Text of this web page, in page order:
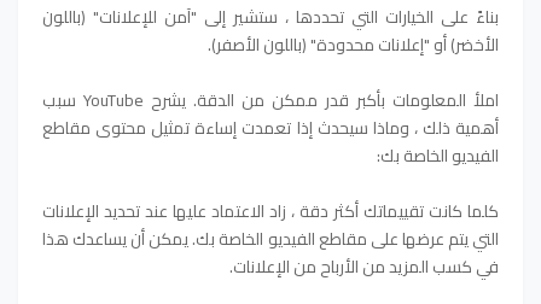
بناءً على الخيارات التي تحددها ، ستشير إلى "آمن للإعلانات" (باللون
الأخضر) أو "إعلانات محدودة" (باللون الأصفر).
املأ المعلومات بأكبر قدر ممكن من الدقة. يشرح YouTube سبب
أهمية ذلك ، وماذا سيحدث إذا تعمدت إساءة تمثيل محتوى مقاطع
الفيديو الخاصة بك:
كلما كانت تقييماتك أكثر دقة ، زاد الاعتماد عليها عند تحديد الإعلانات
التي يتم عرضها على مقاطع الفيديو الخاصة بك. يمكن أن يساعدك هذا
في كسب المزيد من الأرباح من الإعلانات.